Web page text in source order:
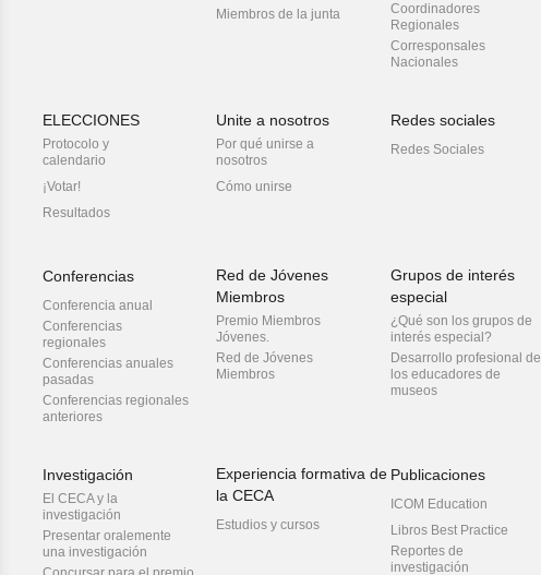
Miembros de la junta
Coordinadores
Regionales
Corresponsales
Nacionales
ELECCIONES
Protocolo y
calendario
¡Votar!
Resultados
Unite a nosotros
Por qué unirse a
nosotros
Cómo unirse
Redes sociales
Redes Sociales
Conferencias
Conferencia anual
Conferencias
regionales
Conferencias anuales
pasadas
Conferencias regionales
anteriores
Red de Jóvenes
Miembros
Premio Miembros
Jóvenes.
Red de Jóvenes
Miembros
Grupos de interés
especial
¿Qué son los grupos de
interés especial?
Desarrollo profesional de
los educadores de
museos
Investigación
El CECA y la
investigación
Presentar oralemente
una investigación
Experiencia formativa de
la CECA
Estudios y cursos
Publicaciones
ICOM Education
Libros Best Practice
Reportes de
investigación